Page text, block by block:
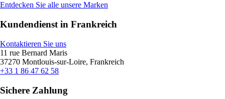
Entdecken Sie alle unsere Marken
Kundendienst in Frankreich
Kontaktieren Sie uns
11 rue Bernard Maris
37270 Montlouis-sur-Loire, Frankreich
+33 1 86 47 62 58
Sichere Zahlung